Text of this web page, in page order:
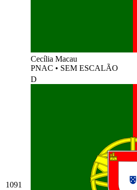
Cecília Macau
PNAC • SEM ESCALÃO
1091
D